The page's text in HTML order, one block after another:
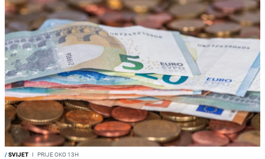
/SVIJET I PRIJE OKO 13H